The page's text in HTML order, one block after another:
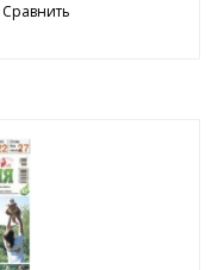
Сравнить